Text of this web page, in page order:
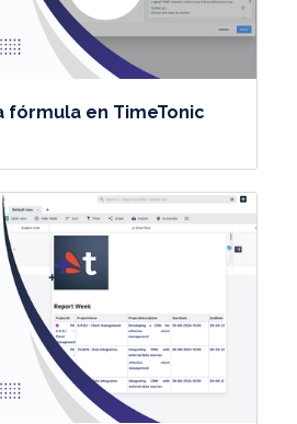
fórmula en TimeTonic